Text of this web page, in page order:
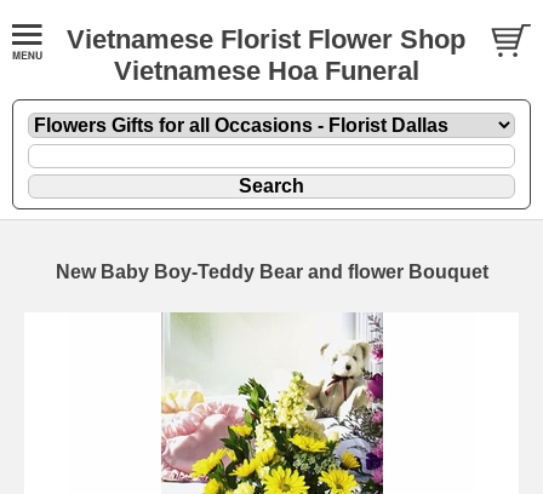
Vietnamese Florist Flower Shop
Vietnamese Hoa Funeral
New Baby Boy-Teddy Bear and flower Bouquet